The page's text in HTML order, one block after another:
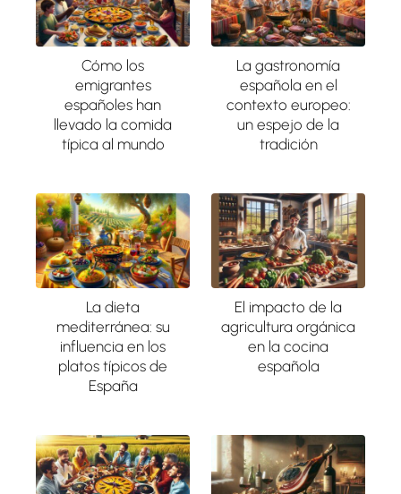
Cómo los
emigrantes
españoles han
llevado la comida
típica al mundo
La gastronomía
española en el
contexto europeo:
un espejo de la
tradición
La dieta
mediterránea: su
influencia en los
platos típicos de
España
El impacto de la
agricultura orgánica
en la cocina
española